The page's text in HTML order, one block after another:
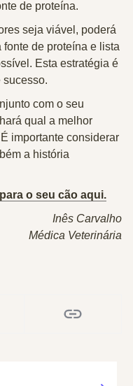
de proteína.
seja viável, poderá
fonte de proteína e lista
Esta estratégia é
sucesso.
com o seu
qual a melhor
importante considerar
a história
o seu cão aqui.
Inês Carvalho
Médica Veterinária